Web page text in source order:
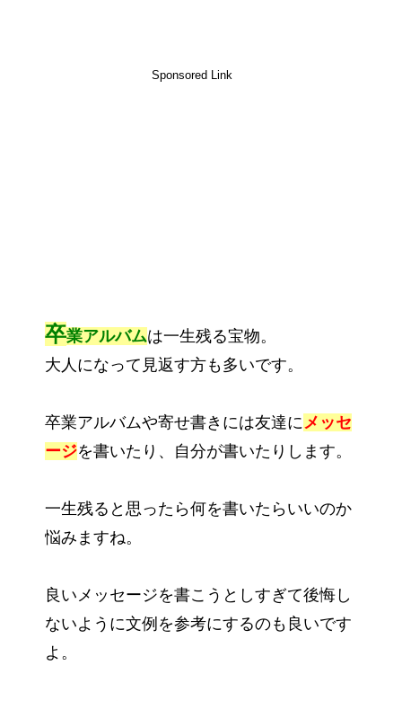
Sponsored Link
卒業アルバムは一生残る宝物。
大人になって見返す方も多いです。
卒業アルバムや寄せ書きには友達にメッセ
ージを書いたり、自分が書いたりします。
一生残ると思ったら何を書いたらいいのか
悩みますね。
良いメッセージを書こうとしすぎて後悔し
ないように文例を参考にするのも良いです
よ。